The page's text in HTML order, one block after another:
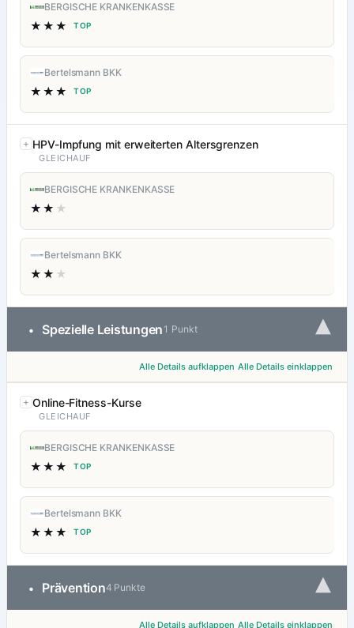
BERGISCHE KRANKENKASSE
★★★ TOP
Bertelsmann BKK
★★★ TOP
HPV-Impfung mit erweiterten Altersgrenzen
GLEICHAUF
BERGISCHE KRANKENKASSE
★★ ★
Bertelsmann BKK
★★ ★
• Spezielle Leistungen 1 Punkt ▾
Alle Details aufklappen Alle Details einklappen
Online-Fitness-Kurse
GLEICHAUF
BERGISCHE KRANKENKASSE
★★★ TOP
Bertelsmann BKK
★★★ TOP
• Prävention4 Punkte ▾
Alle Details aufklappen Alle Details einklappen